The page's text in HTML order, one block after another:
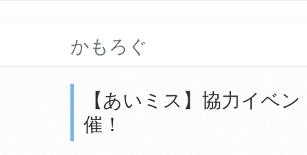
かもろぐ
【あいミス】協力イベ
催！